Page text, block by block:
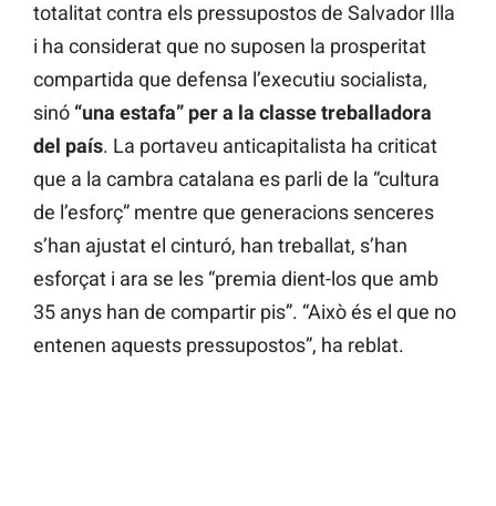
totalitat contra els pressupostos de Salvador Illa
i ha considerat que no suposen la prosperitat
compartida que defensa l’executiu socialista,
sinó “una estafa” per a la classe treballadora
del país. La portaveu anticapitalista ha criticat
que a la cambra catalana es parli de la “cultura
de l’esforç” mentre que generacions senceres
s’han ajustat el cinturó, han treballat, s’han
esforçat i ara se les “premia dient-los que amb
35 anys han de compartir pis”. “Això és el que no
entenen aquests pressupostos”, ha reblat.